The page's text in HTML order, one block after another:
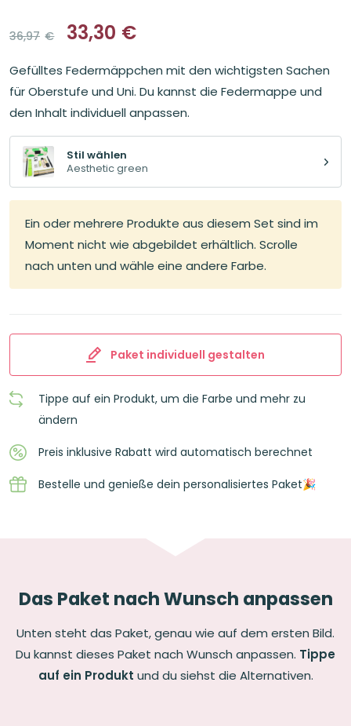
36,97 €
Ursprünglicher
Preis
war:
36,97€
33,30 €
Aktueller
Preis
ist:
33,30€.
Gefülltes Federmäppchen mit den wichtigsten Sachen
für Oberstufe und Uni. Du kannst die Federmappe und
den Inhalt individuell anpassen.
Stil wählen
Aesthetic green
Ein oder mehrere Produkte aus diesem Set sind im
Moment nicht wie abgebildet erhältlich. Scrolle
nach unten und wähle eine andere Farbe.
Paket individuell gestalten
Tippe auf ein Produkt, um die Farbe und mehr zu
ändern
Preis inklusive Rabatt wird automatisch berechnet
Bestelle und genieße dein personalisiertes Paket🎉
Das Paket nach Wunsch anpassen
Unten steht das Paket, genau wie auf dem ersten Bild.
Du kannst dieses Paket nach Wunsch anpassen. Tippe
auf ein Produkt und du siehst die Alternativen.